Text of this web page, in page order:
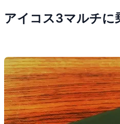
アイコス3マルチに